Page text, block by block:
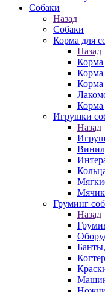
Собаки
Назад
Собаки
Корма для
Назад
Корма
Корма
Корма
Корма
Игрушки
Назад
Груминг
Назад